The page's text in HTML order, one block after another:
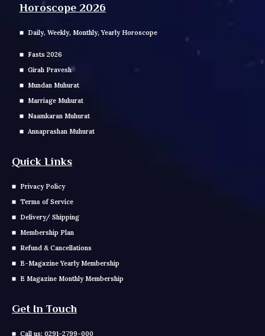
Horoscope 2026
Daily, Weekly, Monthly, Yearly Horoscope
Fasts 2026
Girah Pravesh
Mundan Muhurat
Marriage Muhurat
Naamkaran Muhurat
Annaprashan Muhurat
Quick Links
Privacy Policy
Terms of Service
Delivery/ Shipping
Membership Plan
Refund & Cancellations
E-Magazine Yearly Membership
E Magazine Monthly Membership
Get In Touch
Call us: 0291-2799-000